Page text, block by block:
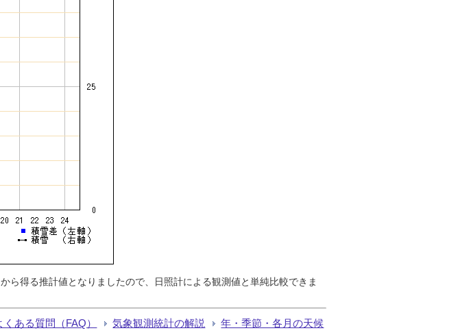
得る推計値となりましたので、日照計による観測値と単純比較できま
くある質問（FAQ） 気象観測統計の解説 年・季節・各月の天候